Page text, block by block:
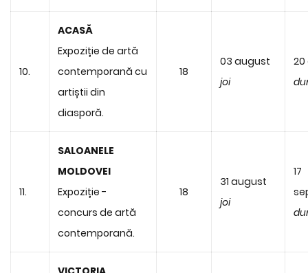
10.
ACASĂ
Expoziție de artă
contemporană cu
artiștii din
diasporă.
18
03 august
joi
11.
SALOANELE
MOLDOVEI
Expoziție -
concurs de artă
contemporană.
18
31 august
joi
17